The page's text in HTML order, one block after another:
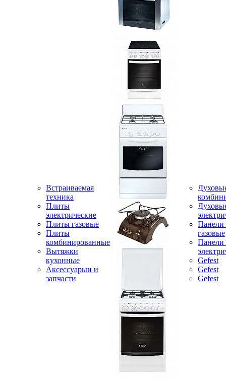
Встраиваемая
техника
Плиты
электрические
Плиты газовые
Плиты
комбинированные
Вытяжки
кухонные
Аксессуарыи и
запчасти
Панели
газовые
Панели
Gefest
Gefest
Gefest